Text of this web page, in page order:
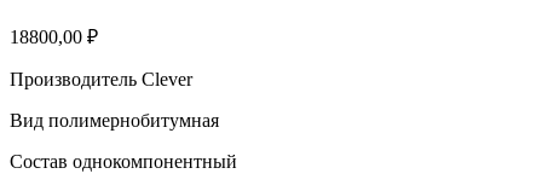
18800,00 ₽
Производитель Clever
Вид полимернобитумная
Состав однокомпонентный